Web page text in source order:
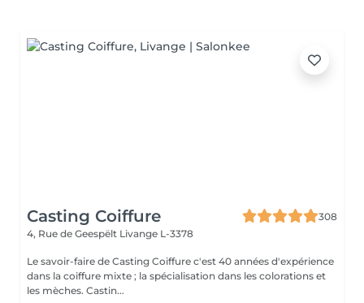
Casting Coiffure
308
4, Rue de Geespëlt Livange L-3378
Le savoir-faire de Casting Coiffure c'est 40 années d'expérience
dans la coiffure mixte ; la spécialisation dans les colorations et
les mèches. Castin...